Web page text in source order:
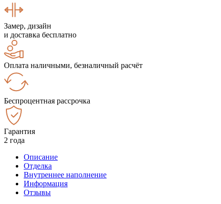
Замер, дизайн
и доставка бесплатно
Оплата наличными, безналичный расчёт
Беспроцентная рассрочка
Гарантия
2 года
Описание
Отделка
Внутреннее наполнение
Информация
Отзывы